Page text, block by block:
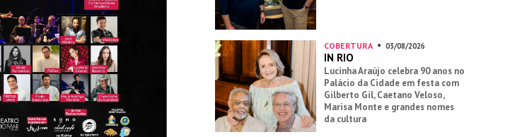
NOVA
EM SÃO
COBERTURA 03/08/2026
IN RIO
Lucinha Araújo celebra 90 anos no
Palácio da Cidade em festa com
Gilberto Gil, Caetano Veloso,
Marisa Monte e grandes nomes
da cultura